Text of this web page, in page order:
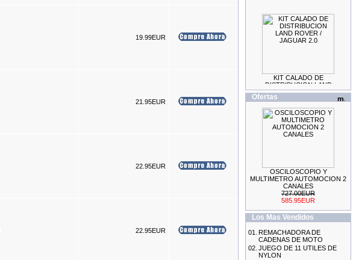
19.99EUR
21.95EUR
22.95EUR
22.95EUR
DISTRIBUCION LAND
ROVER / JAGUAR 2.0
69.99EUR
KIT DE CALADO FORD
MOTORES 2.0L
ECOBOOST
69.99EUR
---------
Ofertas
OSCILOSCOPIO Y
MULTIMETRO AUTOMOCION 2
CANALES
727.00EUR
585.95EUR
Los Mas Vendidos
01. REMACHADORA DE
CADENAS DE MOTO
02. JUEGO DE 11 UTILES DE
NYLON